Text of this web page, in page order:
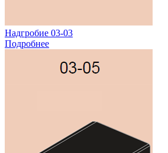
Надгробие 03-03
Подробнее